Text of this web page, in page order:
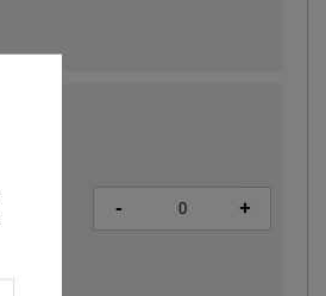
- +